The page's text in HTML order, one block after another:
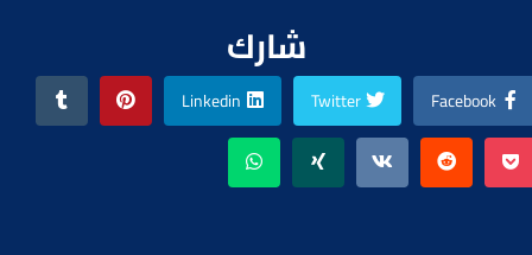
شارك
Facebook
Twitter
Linkedin